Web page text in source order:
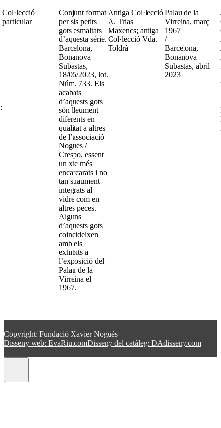
Col·lecció
particular
Conjunt format
per sis petits
gots esmaltats
d’aquesta sèrie.
Barcelona,
Bonanova
Subastas,
18/05/2023, lot.
Núm. 733. Els
acabats
d’aquests gots
són lleument
diferents en
qualitat a altres
de l’associació
Nogués /
Crespo, essent
un xic més
encarcarats i no
tan suaument
integrats al
vidre com en
altres peces.
Alguns
d’aquests gots
coincideixen
amb els
exhibits a
l’exposició del
Palau de la
Virreina el
1967.
Antiga Col·lecció
A. Trias
Maxencs; antiga
Col·lecció Vda.
Toldrà
Palau de la
Virreina, març
1967
/
Barcelona,
Bonanova
Subastas, abril
2023
Copyright: Fundació Xavier Nogués
Disseny web: EvaRiu.comDisseny del catàleg: DAdisseny.com